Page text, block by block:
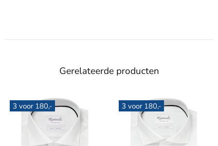
Gerelateerde producten
3 voor 180,- 3 voor